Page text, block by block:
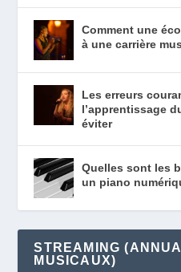
Comment une
à une carrière
Les erreurs
l’apprentissage
éviter
Quelles sont les
un piano
STREAMING
MUSICAUX)